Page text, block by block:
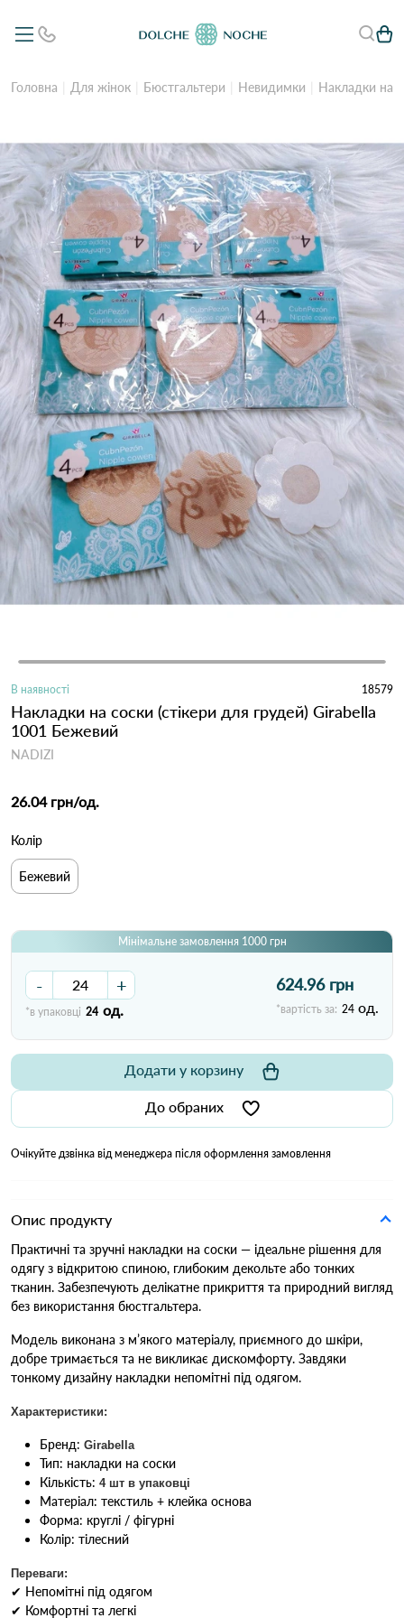
Головна Для жінок Бюстгальтери Невидимки Накладки на
В наявності 18579
Накладки на соски (стікери для грудей) Girabella
1001 Бежевий
NADIZI
26.04 грн/од.
Колір
Бежевий
Мінімальне замовлення 1000 грн
- +
*в упаковці 24 од.
624.96 грн
*вартість за: 24 од.
До обраних
Додати у корзину
Очікуйте дзвінка від менеджера після оформлення замовлення
Опис продукту
Практичні та зручні накладки на соски — ідеальне рішення для
одягу з відкритою спиною, глибоким декольте або тонких
тканин. Забезпечують делікатне прикриття та природний вигляд
без використання бюстгальтера.
Модель виконана з м’якого матеріалу, приємного до шкіри,
добре тримається та не викликає дискомфорту. Завдяки
тонкому дизайну накладки непомітні під одягом.
Характеристики:
Бренд: Girabella
Тип: накладки на соски
Кількість: 4 шт в упаковці
Матеріал: текстиль + клейка основа
Форма: круглі / фігурні
Колір: тілесний
Переваги:
✔ Непомітні під одягом
✔ Комфортні та легкі